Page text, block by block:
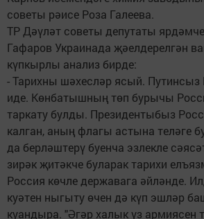
советы рәисе Роза Галеева.
ТР Дәүләт советы депутаты
Гафаров Украинада җәелдерелгән
күпкырлы анализ бирде:
- Тарихны шәхесләр ясый. Путинсыз
иде. Көнбатышның төп бурычы
таркату булды. Президентыбыз
калган, аның флагы астына теләге
да берләштерү буенча эзлекле
зирәк җитәкче буларак тарихи
Россия көчле державага әйләнде.
куәтен ныгыту өчен дә күп эшләр
куандыра. "Әгәр халык үз армиясен